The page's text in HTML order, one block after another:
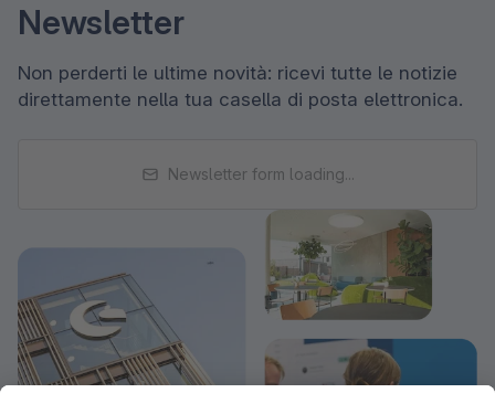
Newsletter
Non perderti le ultime novità: ricevi tutte le notizie
direttamente nella tua casella di posta elettronica.
Newsletter form loading...